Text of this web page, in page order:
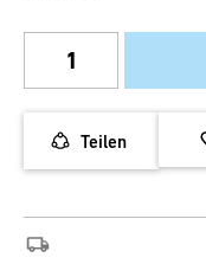
Teilen